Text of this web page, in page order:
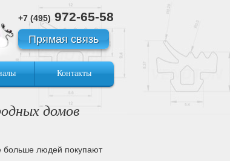
+7 (495) 972-65-58
Прямая связь
Контакты
домов
больше людей покупают